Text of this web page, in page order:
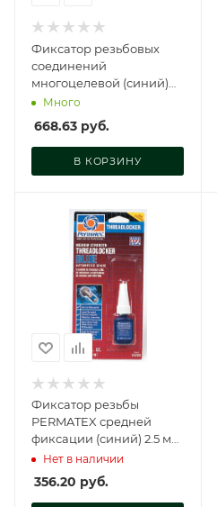
Фиксатор резьбовых
соединений
многоцелевой (синий)
50 мл, MG-41550
Много
668.63 руб.
В КОРЗИНУ
Фиксатор резьбы
PERMATEX средней
фиксации (синий) 2.5 мл.,
24206
Нет в наличии
356.20 руб.